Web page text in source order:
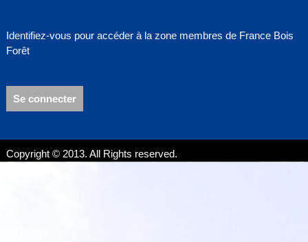
Identifiez-vous pour accéder à la zone membres de France Bois
Forêt
Se connecter
Copyright © 2013. All Rights reserved.